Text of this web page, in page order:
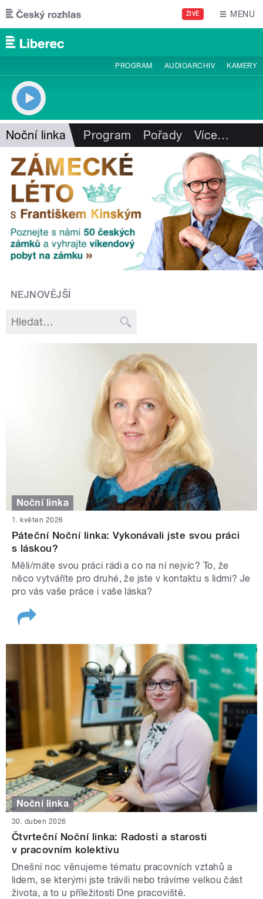
Přejít k hlavnímu obsahu
ŽIVĚ MENU
PROGRAM AUDIOARCHIV KAMERY
Noční linka Program Pořady Více…
NEJNOVĚJŠÍ
Noční linka
1. květen 2026
Páteční Noční linka: Vykonávali jste svou práci
s láskou?
Měli/máte svou práci rádi a co na ní nejvíc? To, že
něco vytváříte pro druhé, že jste v kontaktu s lidmi? Je
pro vás vaše práce i vaše láska?
Noční linka
30. duben 2026
Čtvrteční Noční linka: Radosti a starosti
v pracovním kolektivu
Dnešní noc věnujeme tématu pracovních vztahů a
lidem, se kterými jste trávili nebo trávíme velkou část
života, a to u příležitosti Dne pracoviště.